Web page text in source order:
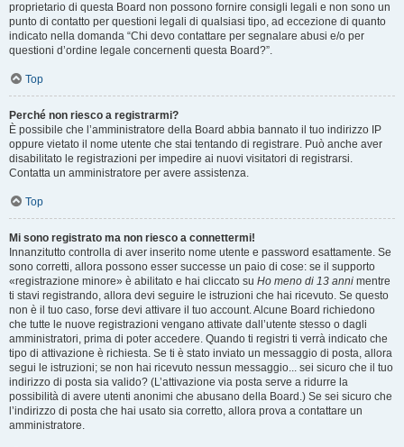
proprietario di questa Board non possono fornire consigli legali e non sono un
punto di contatto per questioni legali di qualsiasi tipo, ad eccezione di quanto
indicato nella domanda “Chi devo contattare per segnalare abusi e/o per
questioni d’ordine legale concernenti questa Board?”.
Top
Perché non riesco a registrarmi?
È possibile che l’amministratore della Board abbia bannato il tuo indirizzo IP
oppure vietato il nome utente che stai tentando di registrare. Può anche aver
disabilitato le registrazioni per impedire ai nuovi visitatori di registrarsi.
Contatta un amministratore per avere assistenza.
Top
Mi sono registrato ma non riesco a connettermi!
Innanzitutto controlla di aver inserito nome utente e password esattamente. Se
sono corretti, allora possono esser successe un paio di cose: se il supporto
«registrazione minore» è abilitato e hai cliccato su Ho meno di 13 anni mentre
ti stavi registrando, allora devi seguire le istruzioni che hai ricevuto. Se questo
non è il tuo caso, forse devi attivare il tuo account. Alcune Board richiedono
che tutte le nuove registrazioni vengano attivate dall’utente stesso o dagli
amministratori, prima di poter accedere. Quando ti registri ti verrà indicato che
tipo di attivazione è richiesta. Se ti è stato inviato un messaggio di posta, allora
segui le istruzioni; se non hai ricevuto nessun messaggio... sei sicuro che il tuo
indirizzo di posta sia valido? (L’attivazione via posta serve a ridurre la
possibilità di avere utenti anonimi che abusano della Board.) Se sei sicuro che
l’indirizzo di posta che hai usato sia corretto, allora prova a contattare un
amministratore.